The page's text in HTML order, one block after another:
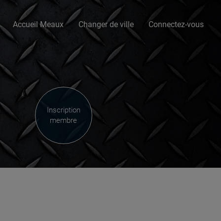
Accueil Meaux Changer de ville Connectez-vous
Inscription
membre